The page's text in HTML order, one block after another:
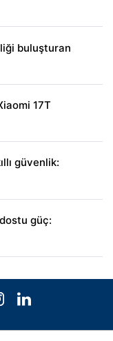
buluşturan
17T
güvenlik:
güç: